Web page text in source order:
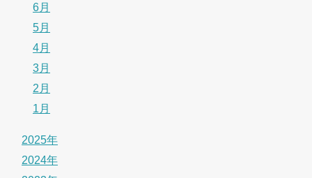
6月
5月
4月
3月
2月
1月
2025年
2024年